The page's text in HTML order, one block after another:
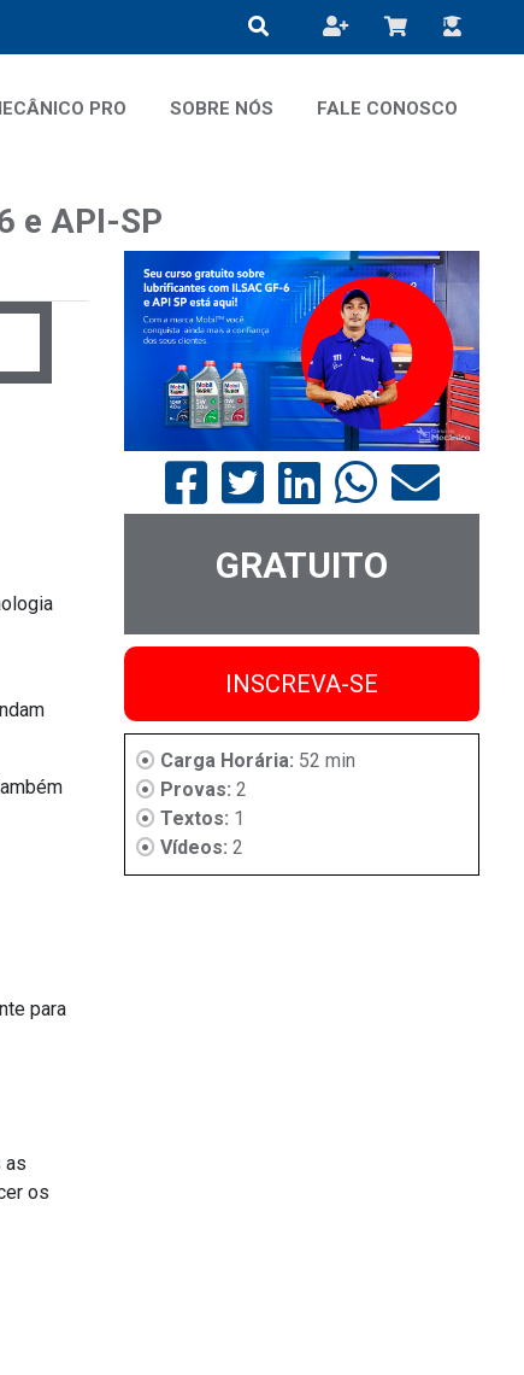
PRO SOBRE NÓS FALE CONOSCO
e API-SP
para
as
os
GRATUITO
INSCREVA-SE
Carga Horária: 52 min
Provas: 2
Textos: 1
Vídeos: 2